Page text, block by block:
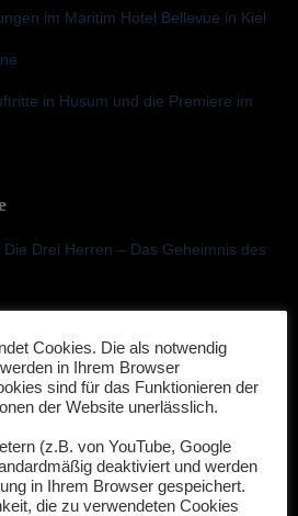
im Maritim Hotel Bellevue in Kiel
in Husum und die Premiere im
Die Drei Herren – Das Geheimnis des
für die drei Herren – Premiere des
im Akkord“
Cookies. Die als notwendig
in Ihrem Browser
sind für das Funktionieren der
der Website unerlässlich.
(z.B. von YouTube, Google
deaktiviert und werden
in Ihrem Browser gespeichert.
die zu verwendeten Cookies